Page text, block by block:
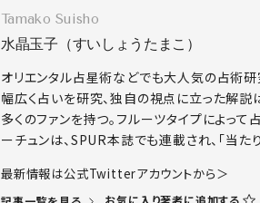
Tamako Suisho
水晶玉子（すいしょうたまこ）
オリエンタル占星術などでも大人気の占術研
幅広く占いを研究、独自の視点に立った解
多くのファンを持つ。フルーツタイプによって
ーチュンは、SPUR本誌でも連載され、「当た
​最新情報は公式Twitterアカウントから＞
お気に入り著者に追加する